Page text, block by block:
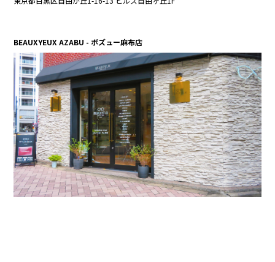
BEAUXYEUX AZABU - ボズュー麻布店